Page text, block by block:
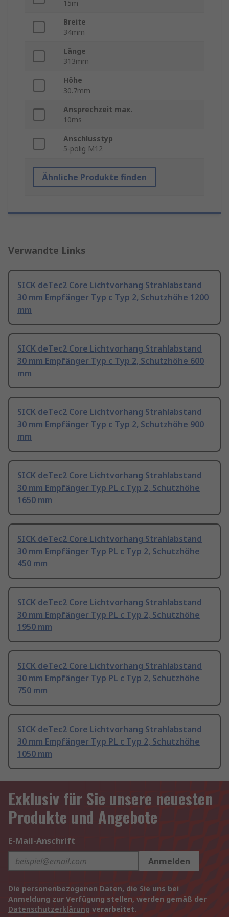
15m
Breite
34mm
Länge
313mm
Höhe
30.7mm
Ansprechzeit max.
10ms
Anschlusstyp
5-polig M12
Ähnliche Produkte finden
Verwandte Links
SICK deTec2 Core Lichtvorhang Strahlabstand
30 mm Empfänger Typ c Typ 2, Schutzhöhe 1200
mm
SICK deTec2 Core Lichtvorhang Strahlabstand
30 mm Empfänger Typ c Typ 2, Schutzhöhe 600
mm
SICK deTec2 Core Lichtvorhang Strahlabstand
30 mm Empfänger Typ c Typ 2, Schutzhöhe 900
mm
SICK deTec2 Core Lichtvorhang Strahlabstand
30 mm Empfänger Typ PL c Typ 2, Schutzhöhe
1650 mm
SICK deTec2 Core Lichtvorhang Strahlabstand
30 mm Empfänger Typ PL c Typ 2, Schutzhöhe
450 mm
SICK deTec2 Core Lichtvorhang Strahlabstand
30 mm Empfänger Typ PL c Typ 2, Schutzhöhe
1950 mm
SICK deTec2 Core Lichtvorhang Strahlabstand
30 mm Empfänger Typ PL c Typ 2, Schutzhöhe
750 mm
SICK deTec2 Core Lichtvorhang Strahlabstand
30 mm Empfänger Typ PL c Typ 2, Schutzhöhe
1050 mm
Exklusiv für Sie unsere neuesten
Produkte und Angebote
E-Mail-Anschrift
Anmelden
Die personenbezogenen Daten, die Sie uns bei
Anmeldung zur Verfügung stellen, werden gemäß der
Datenschutzerklärung verarbeitet.